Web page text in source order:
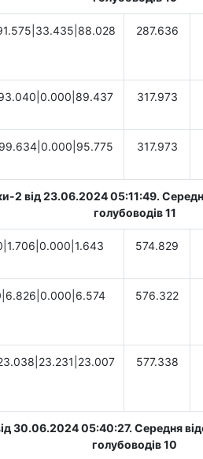
287.636
317.973
317.973
2 від 23.06.2024 05:11:49.
голубоводів 11
574.829
576.322
577.338
30.06.2024 05:40:27. Cередня
голубоводів 10